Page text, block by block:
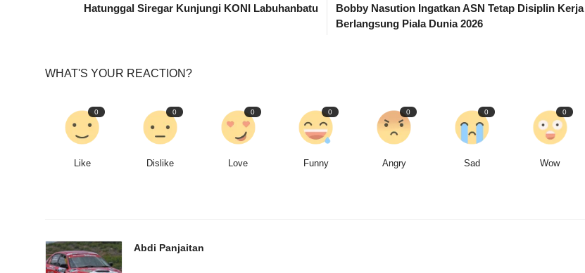
Hatunggal Siregar Kunjungi KONI Labuhanbatu
Bobby Nasution Ingatkan ASN Tetap Disiplin Kerja
Berlangsung Piala Dunia 2026
WHAT'S YOUR REACTION?
0
Like
0
Dislike
0
Love
0
Funny
0
Angry
0
Sad
0
Wow
Abdi Panjaitan